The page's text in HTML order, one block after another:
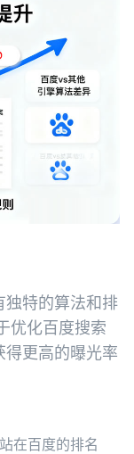
独特的算法和排
优化百度搜索
得更高的曝光率
在百度的排名